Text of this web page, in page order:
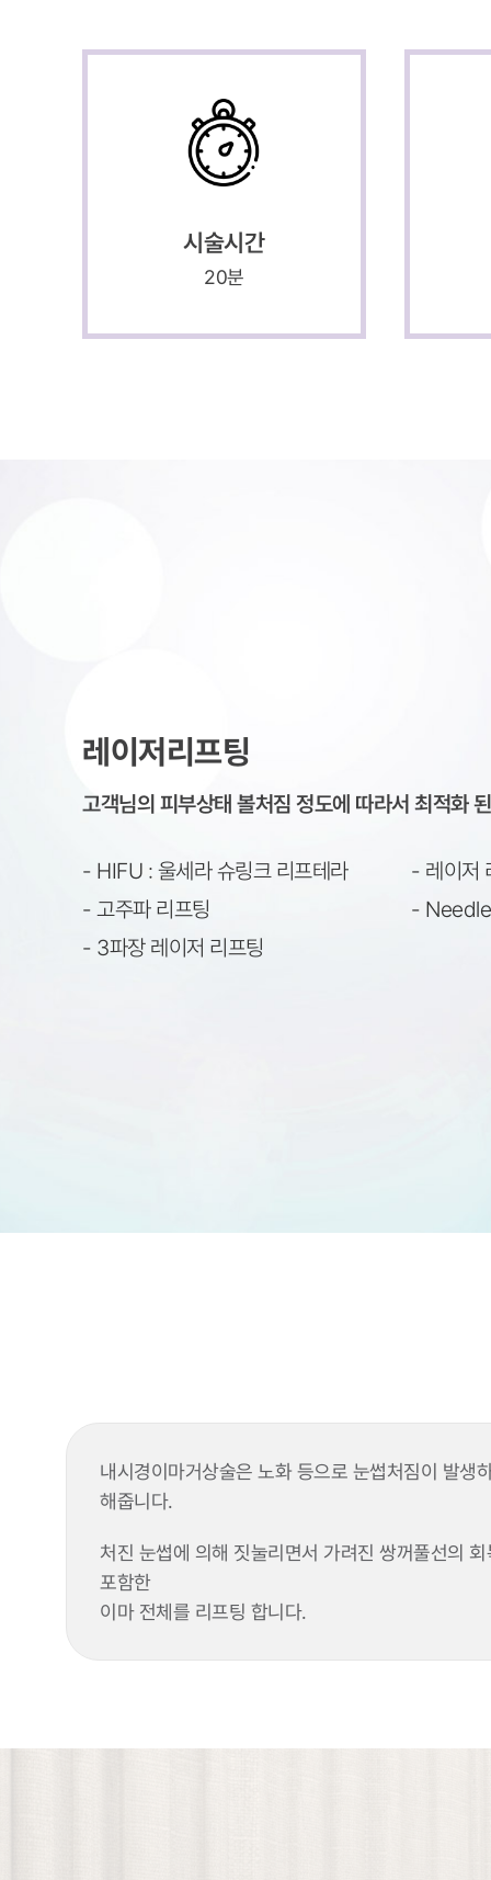
시술시간
20분
레이저리프팅
고객님의 피부상태 볼처짐 정도에 따라서 최적화
- HIFU : 울세라 슈링크 리프테라
- 레이저
- 고주파 리프팅
- Needle
- 3파장 레이저 리프팅
내시경이마거상술은 노화 등으로 눈썹처짐이 발생
해줍니다.
처진 눈썹에 의해 짓눌리면서 가려진 쌍꺼풀선의
포함한
이마 전체를 리프팅 합니다.